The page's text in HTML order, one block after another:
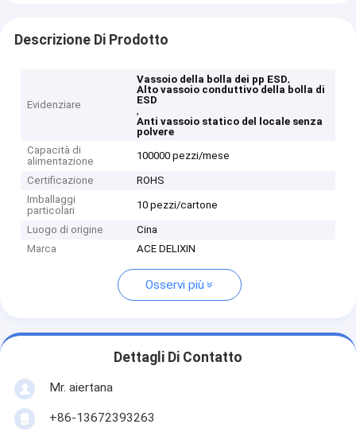
Descrizione Di Prodotto
Evidenziare
Vassoio della bolla dei pp ESD,
Alto vassoio conduttivo della bolla di
ESD
,
Anti vassoio statico del locale senza
polvere
Capacità di
alimentazione
100000 pezzi/mese
Certificazione
ROHS
Imballaggi
particolari
10 pezzi/cartone
Luogo di origine
Cina
Marca
ACE DELIXIN
Osservi più
Dettagli Di Contatto
Mr. aiertana
+86-13672393263